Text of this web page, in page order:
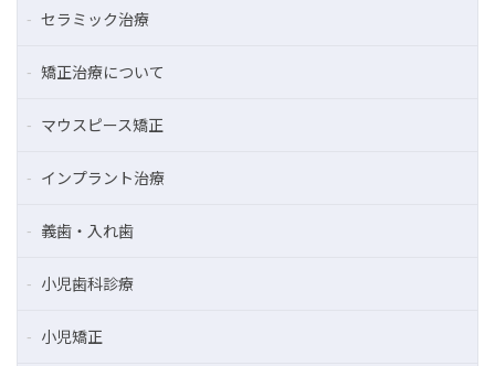
セラミック治療
矯正治療について
マウスピース矯正
インプラント治療
義歯・入れ歯
小児歯科診療
小児矯正